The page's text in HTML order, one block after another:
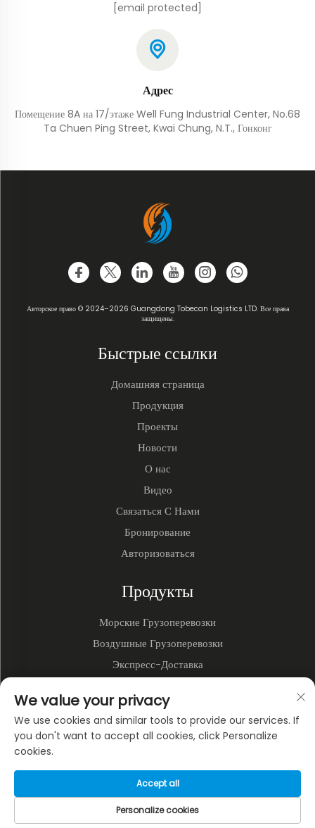
[email protected]
Адрес
Помещение 8A на 17/этаже Well Fung Industrial Center, No.68
Ta Chuen Ping Street, Kwai Chung, N.T., Гонконг
Авторское право © 2024–2026 Guangdong Tobecan Logistics LTD. Все права
защищены.
Быстрые ссылки
Домашняя страница
Продукция
Проекты
Новости
О нас
Видео
Связаться С Нами
Бронирование
Авторизоваться
Продукты
Морские Грузоперевозки
Воздушные Грузоперевозки
Экспресс-Доставка
Наземные Перевозки
Мультимодальные Перевозки
О КОМПАНИИ
Политика конфиденциальности
We value your privacy
We use cookies and similar tools to provide our services. If
you don't want to accept all cookies, click Personalize
cookies.
Personalize cookies
Accept all